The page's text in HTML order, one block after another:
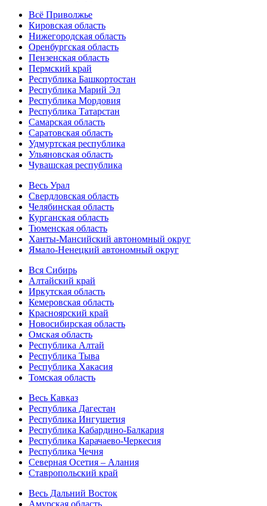
Всё Приволжье
Кировская область
Нижегородская область
Оренбургская область
Пензенская область
Пермский край
Республика Башкортостан
Республика Марий Эл
Республика Мордовия
Республика Татарстан
Самарская область
Саратовская область
Удмуртская республика
Ульяновская область
Чувашская республика
Весь Урал
Свердловская область
Челябинская область
Курганская область
Тюменская область
Ханты-Мансийский автономный округ
Ямало-Ненецкий автономный округ
Вся Сибирь
Алтайский край
Иркутская область
Кемеровская область
Красноярский край
Новосибирская область
Омская область
Республика Алтай
Республика Тыва
Республика Хакасия
Томская область
Весь Кавказ
Республика Дагестан
Республика Ингушетия
Республика Кабардино-Балкария
Республика Карачаево-Черкесия
Республика Чечня
Северная Осетия – Алания
Ставропольский край
Весь Дальний Восток
Амурская область